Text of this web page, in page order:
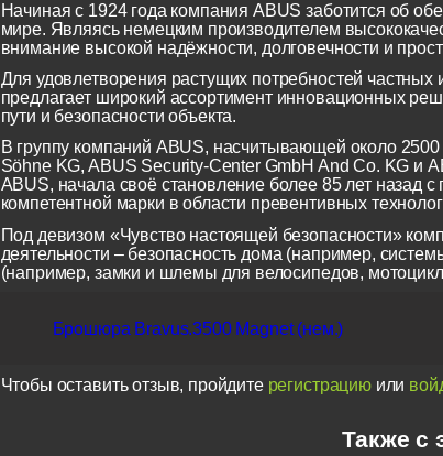
Начиная с 1924 года компания ABUS заботится об
мире. Являясь немецким производителем
внимание высокой надёжности, долговечности и
Для удовлетворения растущих потребностей
предлагает широкий ассортимент инновационных
пути и безопасности объекта.
В группу компаний ABUS, насчитывающей около
Söhne KG, ABUS Security-Center GmbH And Co. KG и
ABUS, начала своё становление более 85 лет назад
компетентной марки в области превентивных
Под девизом «Чувство настоящей безопасности»
деятельности – безопасность дома (например,
(например, замки и шлемы для велосипедов,
Брошюра Bravus.3500 Magnet (нем.)
Чтобы оставить отзыв, пройдите регистрациюили
Также с